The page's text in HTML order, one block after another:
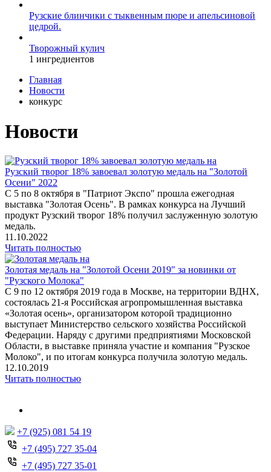
Рузские блинчики с тыквенным пюре и апельсиновой
цедрой.
Творожный кулич
1 ингредиентов
Главная
Новости
конкурс
Новости
Рузский творог 18% завоевал золотую медаль на "Золотой
Осени" 2022
С 5 по 8 октября в "Патриот Экспо" прошла ежегодная
выставка "Золотая Осень". В рамках конкурса на Лучший
продукт Рузский творог 18% получил заслуженную золотую
медаль.
11.10.2022
Читать полностью
Золотая медаль на "Золотой Осени 2019" за новинки от
"Рузского Молока"
С 9 по 12 октября 2019 года в Москве, на территории ВДНХ,
состоялась 21-я Российская агропромышленная выставка
«Золотая осень», организатором которой традиционно
выступает Министерство сельского хозяйства Российской
Федерации. Наряду с другими предприятиями Московской
Области, в выставке приняла участие и компания "Рузское
Молоко", и по итогам конкурса получила золотую медаль.
12.10.2019
Читать полностью
+7 (925) 081 54 19
+7 (495) 727 35-04
+7 (495) 727 35-01